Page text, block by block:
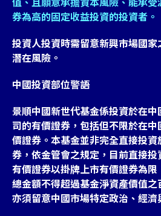
券為高的固定收益投資的投資者。
投資人投資時需留意新興市場國
潛在風險。
中國投資部位警語
景順中國新世代基金係投資於在
司的有價證券，包括但不限於在
價證券。本基金並非完全直接投
券，依金管會之規定，目前直接
有價證券以掛牌上市有價證券為
總金額不得超過基金淨資產價值
亦須留意中國市場特定政治、經濟